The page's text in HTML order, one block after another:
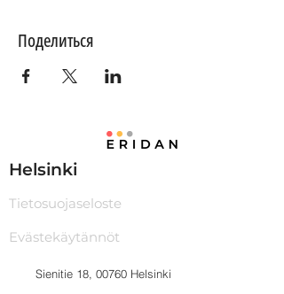
Поделиться
Helsinki
Tietosuojaseloste
Evästekäytännöt
Sienitie 18, 00760 Helsinki